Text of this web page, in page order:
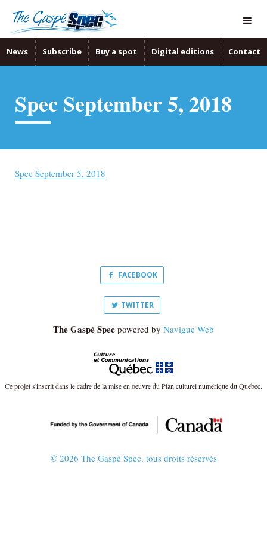
News Subscribe Buy a spot Digital editions Contact
Spec September 5, 2018
Spec September 5, 2018
FACEBOOK
TWITTER
The Gaspé Spec powered by Navigue Web
Ce projet s'inscrit dans le cadre de la mise en oeuvre du Plan culturel numérique du Québec.
© 2026 The Gaspé Spec, tous droits réservés